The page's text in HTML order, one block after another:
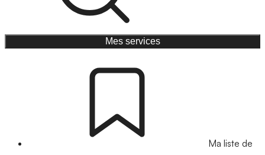
Mes services
Ma liste de